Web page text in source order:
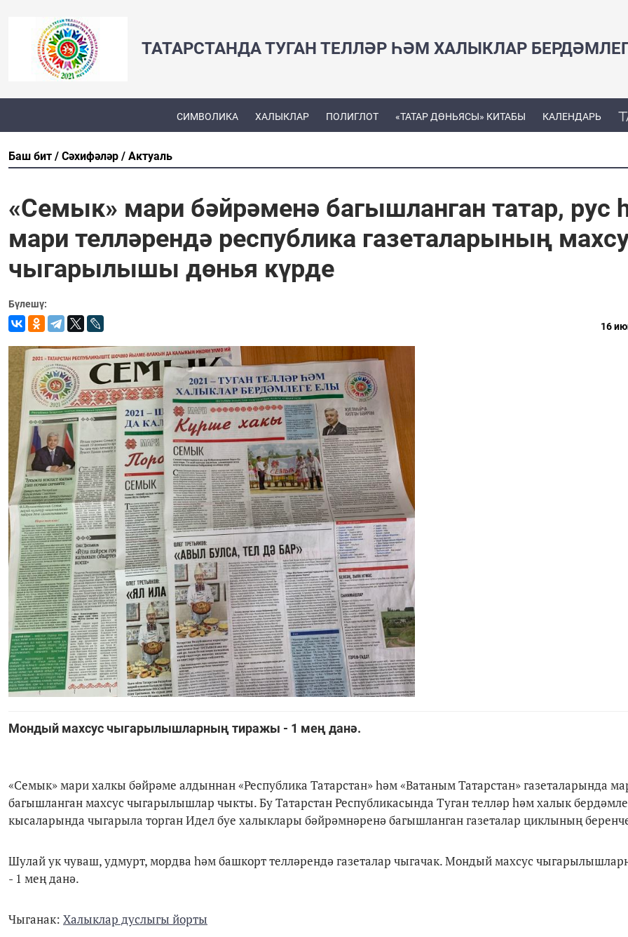
ТАТАРСТАНДА ТУГАН ТЕЛЛӘР ҺӘМ ХАЛЫКЛАР
СИМВОЛИКА ХАЛЫКЛАР ПОЛИГЛОТ «ТАТАР ДӨНЬЯСЫ» КИТАБЫ КАЛЕНДАРЬ
Баш бит Сәхифәләр Актуаль
«Семык» мари бәйрәменә багышланган татар, рус
мари телләрендә республика газеталарының
чыгарылышы дөнья күрде
Бүлешү:
16
Мондый махсус чыгарылышларның тиражы - 1 мең данә.
«Семык» мари халкы бәйрәме алдыннан «Республика Татарстан» һәм «Ватаным Татарстан» газеталарында
багышланган махсус чыгарылышлар чыкты. Бу Татарстан Республикасында Туган телләр һәм халык
кысаларында чыгарыла торган Идел буе халыклары бәйрәмнәренә багышланган газеталар циклының
Шулай ук чуваш, удмурт, мордва һәм башкорт телләрендә газеталар чыгачак. Мондый махсус
- 1 мең данә.
Чыганак: Халыклар дуслыгы йорты